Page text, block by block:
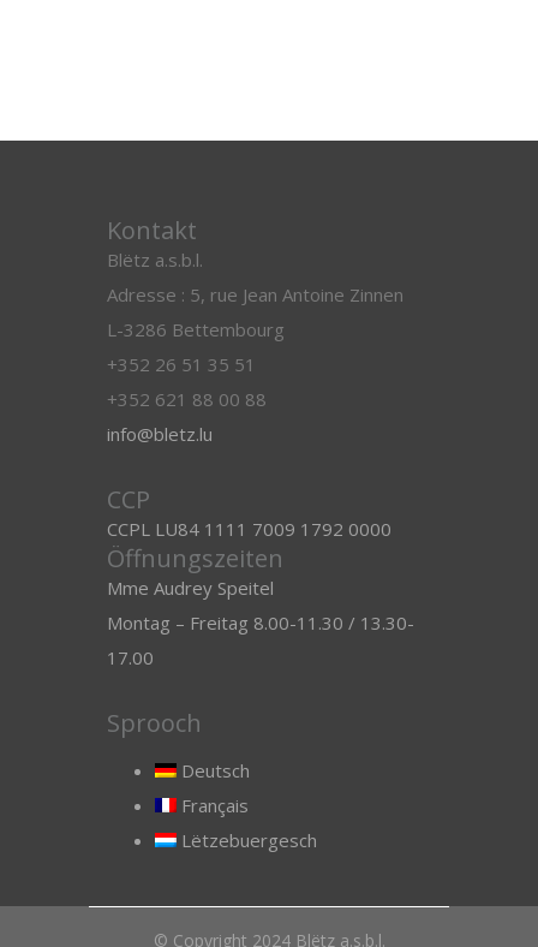
Kontakt
Blëtz a.s.b.l.
Adresse : 5, rue Jean Antoine Zinnen
L-3286 Bettembourg
+352 26 51 35 51
+352 621 88 00 88
info@bletz.lu
CCP
CCPL LU84 1111 7009 1792 0000
Öffnungszeiten
Mme Audrey Speitel
Montag – Freitag 8.00-11.30 / 13.30-
17.00
Sprooch
Deutsch
Français
Lëtzebuergesch
© Copyright 2024 Blëtz a.s.b.l.